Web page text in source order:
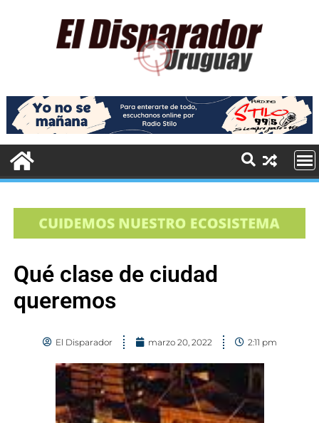
Qué clase de ciudad
queremos
El Disparador marzo 20, 2022 2:11 pm